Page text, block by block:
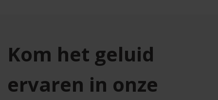
Kom het geluid
ervaren in onze